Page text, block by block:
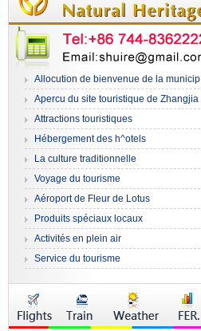
Allocution de bienvenue de la municip
alité
Apercu du site touristique de Zhangjia
jiè
Attractions touristiques
Hébergement des h^otels
La culture traditionnelle
Voyage du tourisme
Aéroport de Fleur de Lotus
Produits spéciaux locaux
Activités en plein air
Service du tourisme